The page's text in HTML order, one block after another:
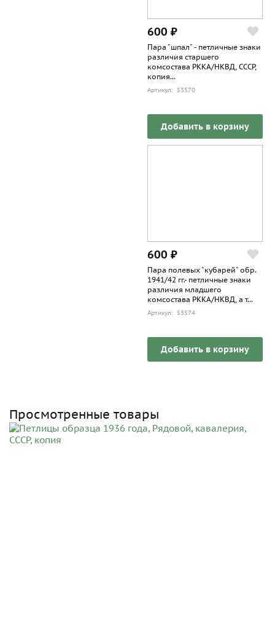
600 ₽
Пара "шпал" - петличные знаки
различия старшего
комсостава РККА/НКВД, СССР,
копия...
Артикул: 53570
Добавить в корзину
600 ₽
Пара полевых "кубарей" обр.
1941/42 гг.- петличные знаки
различия младшего
комсостава РККА/НКВД, а т...
Артикул: 53574
Добавить в корзину
Просмотренные товары